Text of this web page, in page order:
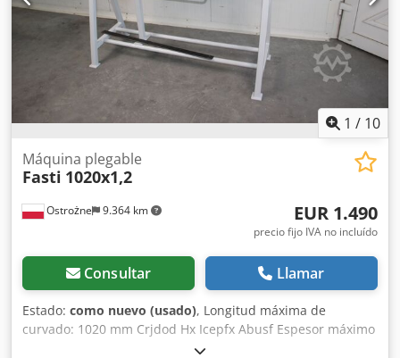
1 / 10
Ostrożne 9.364 km
Máquina plegable
Fasti 1020x1,2
EUR 1.490
precio fijo IVA no incluído
Consultar Llamar
Estado: como nuevo (usado), Longitud máxima de
curvado: 1020 mm Crjdod Hx Icepfx Abusf Espesor máximo
de la chapa: 1,2 mm de acero.